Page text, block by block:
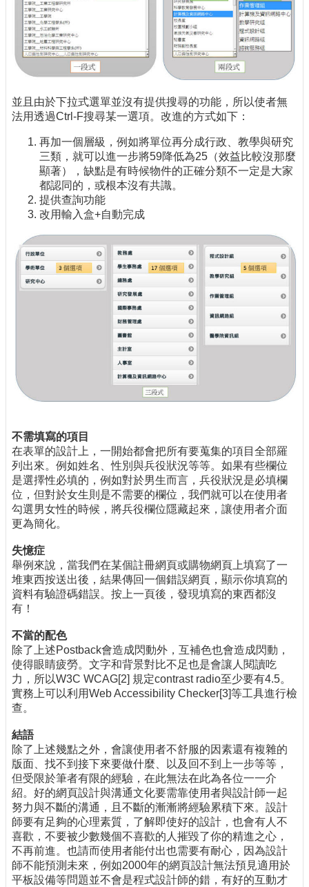
並且由於下拉式選單並沒有提供搜尋的功能，所以使者無
法用透過Ctrl-F搜尋某一選項。改進的方式如下：
再加一個層級，例如將單位再分成行政、教學與研究
三類，就可以進一步將59降低為25（效益比較沒那麼
顯著），缺點是有時候物件的正確分類不一定是大家
都認同的，或根本沒有共識。
提供查詢功能
改用輸入盒+自動完成
不需填寫的項目
在表單的設計上，一開始都會把所有要蒐集的項目全部羅
列出來。例如姓名、性別與兵役狀況等等。如果有些欄位
是選擇性必填的，例如對於男生而言，兵役狀況是必填欄
位，但對於女生則是不需要的欄位，我們就可以在使用者
勾選男女性的時候，將兵役欄位隱藏起來，讓使用者介面
更為簡化。
失憶症
舉例來說，當我們在某個註冊網頁或購物網頁上填寫了一
堆東西按送出後，結果傳回一個錯誤網頁，顯示你填寫的
資料有驗證碼錯誤。按上一頁後，發現填寫的東西都沒
有！
不當的配色
除了上述Postback會造成閃動外，互補色也會造成閃動，
使得眼睛疲勞。文字和背景對比不足也是會讓人閱讀吃
力，所以W3C WCAG[2] 規定contrast radio至少要有4.5。
實務上可以利用Web Accessibility Checker[3]等工具進行檢
查。
結語
除了上述幾點之外，會讓使用者不舒服的因素還有複雜的
版面、找不到接下來要做什麼、以及回不到上一步等等，
但受限於筆者有限的經驗，在此無法在此為各位一一介
紹。好的網頁設計與溝通文化要需靠使用者與設計師一起
努力與不斷的溝通，且不斷的漸漸將經驗累積下來。設計
師要有足夠的心理素質，了解即使好的設計，也會有人不
喜歡，不要被少數幾個不喜歡的人摧毀了你的精進之心，
不再前進。也請而使用者能付出也需要有耐心，因為設計
師不能預測未來，例如2000年的網頁設計無法預見適用於
平板設備等問題並不會是程式設計師的錯，有好的互動才